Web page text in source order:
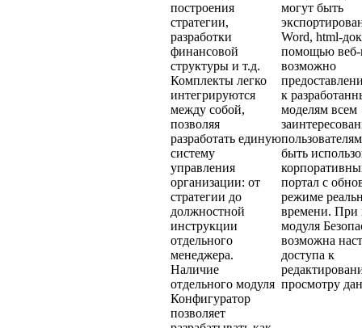
построения
стратегии,
разработки
финансовой
структуры и т.д.
Комплекты легко
интегрируются
между собой,
позволяя
разработать единую
систему
управления
организации: от
стратегии до
должностной
инструкции
отдельного
менеджера.
Наличие
отдельного модуля
Конфигуратор
позволяет
могут быть
Word, html-
помощью веб-
возможно
к
моделям всем
быть
портал с
режиме
времени.
модуля
возможна
доступа к
просмотру